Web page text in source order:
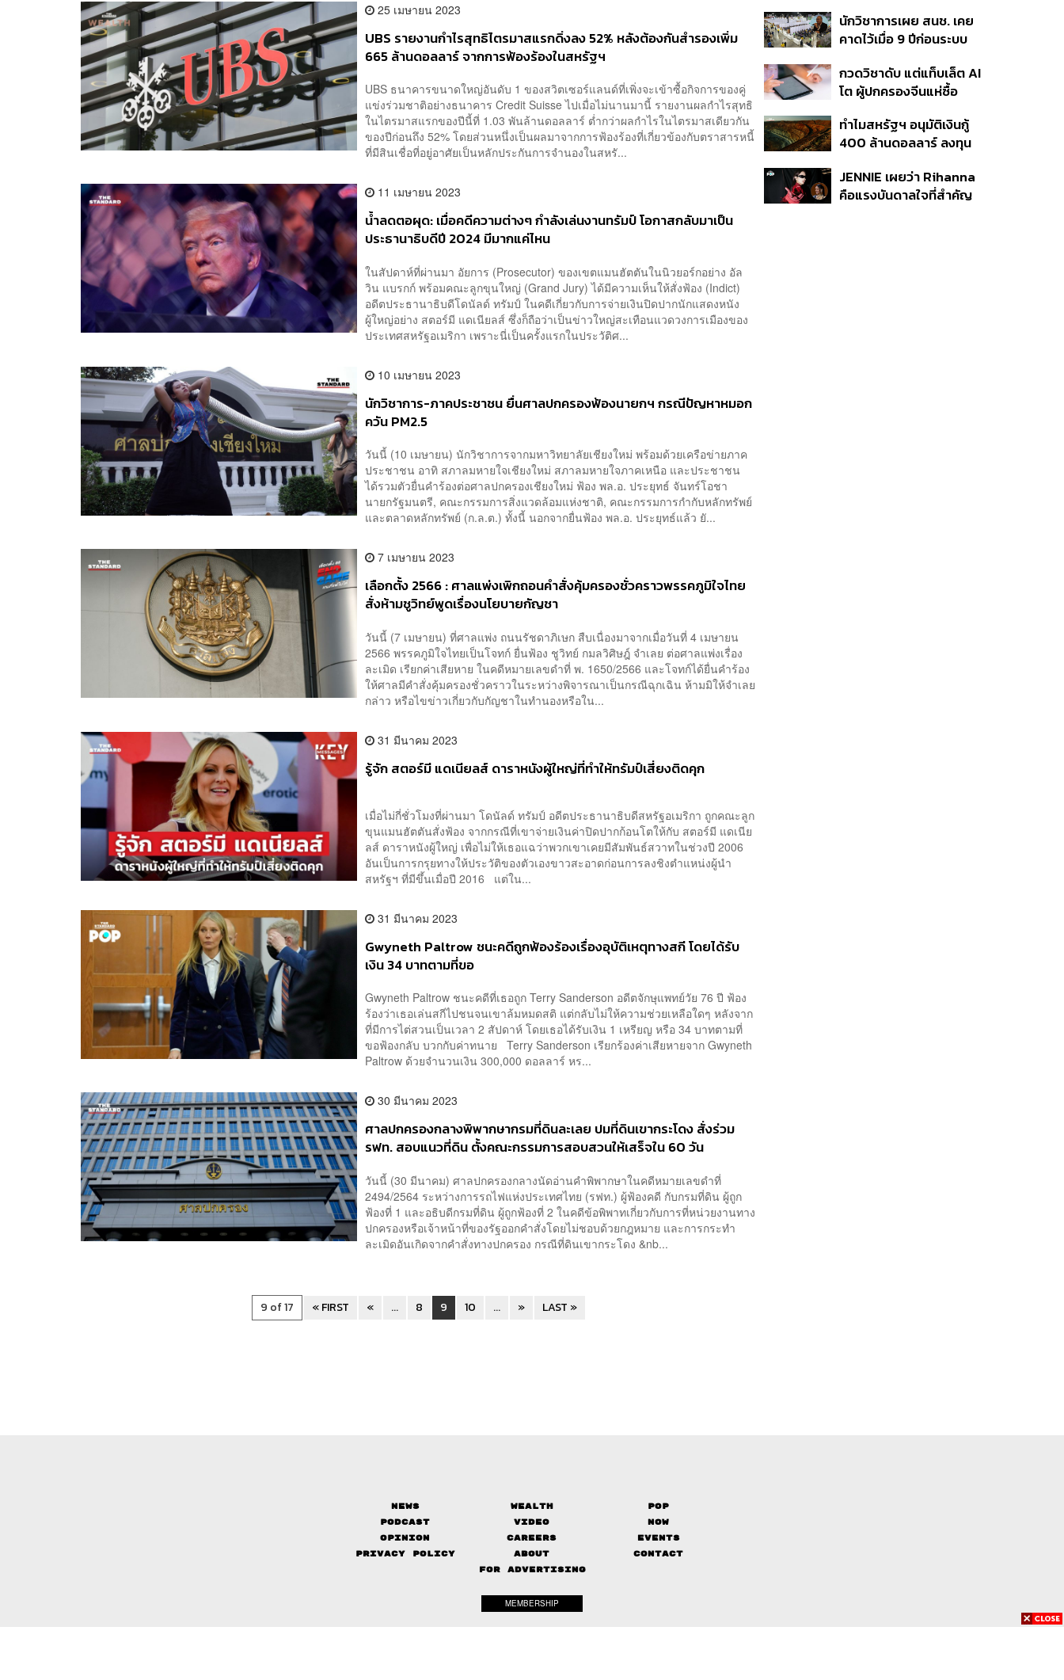
25 เมษายน 2023
UBS รายงานกำไรสุทธิไตรมาสแรกดิ่งลง 52% หลังต้องกันสำรองเพิ่ม
665 ล้านดอลลาร์ จากการฟ้องร้องในสหรัฐฯ
UBS ธนาคารขนาดใหญ่อันดับ 1 ของสวิตเซอร์แลนด์ที่เพิ่งจะเข้าซื้อกิจการของคู่
แข่งร่วมชาติอย่างธนาคาร Credit Suisse ไปเมื่อไม่นานมานี้ รายงานผลกำไรสุทธิ
ในไตรมาสแรกของปีนี้ที่ 1.03 พันล้านดอลลาร์ ต่ำกว่าผลกำไรในไตรมาสเดียวกัน
ของปีก่อนถึง 52% โดยส่วนหนึ่งเป็นผลมาจากการฟ้องร้องที่เกี่ยวข้องกับตราสารหนี้
ที่มีสินเชื่อที่อยู่อาศัยเป็นหลักประกันการจำนองในสหรั...
11 เมษายน 2023
น้ำลดตอผุด: เมื่อคดีความต่างๆ กำลังเล่นงานทรัมป์ โอกาสกลับมาเป็น
ประธานาธิบดีปี 2024 มีมากแค่ไหน
ในสัปดาห์ที่ผ่านมา อัยการ (Prosecutor) ของเขตแมนฮัตตันในนิวยอร์กอย่าง อัล
วิน แบรกก์ พร้อมคณะลูกขุนใหญ่ (Grand Jury) ได้มีความเห็นให้สั่งฟ้อง (Indict)
อดีตประธานาธิบดีโดนัลด์ ทรัมป์ ในคดีเกี่ยวกับการจ่ายเงินปิดปากนักแสดงหนัง
ผู้ใหญ่อย่าง สตอร์มี แดเนียลส์ ซึ่งก็ถือว่าเป็นข่าวใหญ่สะเทือนแวดวงการเมืองของ
ประเทศสหรัฐอเมริกา เพราะนี่เป็นครั้งแรกในประวัติศ...
10 เมษายน 2023
นักวิชาการ-ภาคประชาชน ยื่นศาลปกครองฟ้องนายกฯ กรณีปัญหาหมอก
ควัน PM2.5
วันนี้ (10 เมษายน) นักวิชาการจากมหาวิทยาลัยเชียงใหม่ พร้อมด้วยเครือข่ายภาค
ประชาชน อาทิ สภาลมหายใจเชียงใหม่ สภาลมหายใจภาคเหนือ และประชาชน
ได้รวมตัวยื่นคำร้องต่อศาลปกครองเชียงใหม่ ฟ้อง พล.อ. ประยุทธ์ จันทร์โอชา
นายกรัฐมนตรี, คณะกรรมการสิ่งแวดล้อมแห่งชาติ, คณะกรรมการกำกับหลักทรัพย์
และตลาดหลักทรัพย์ (ก.ล.ต.) ทั้งนี้ นอกจากยื่นฟ้อง พล.อ. ประยุทธ์แล้ว ยั...
7 เมษายน 2023
เลือกตั้ง 2566 : ศาลแพ่งเพิกถอนคำสั่งคุ้มครองชั่วคราวพรรคภูมิใจไทย
สั่งห้ามชูวิทย์พูดเรื่องนโยบายกัญชา
วันนี้ (7 เมษายน) ที่ศาลแพ่ง ถนนรัชดาภิเษก สืบเนื่องมาจากเมื่อวันที่ 4 เมษายน
2566 พรรคภูมิใจไทยเป็นโจทก์ ยื่นฟ้อง ชูวิทย์ กมลวิศิษฎ์ จำเลย ต่อศาลแพ่งเรื่อง
ละเมิด เรียกค่าเสียหาย ในคดีหมายเลขดำที่ พ. 1650/2566 และโจทก์ได้ยื่นคำร้อง
ให้ศาลมีคำสั่งคุ้มครองชั่วคราวในระหว่างพิจารณาเป็นกรณีฉุกเฉิน ห้ามมิให้จำเลย
กล่าว หรือไขข่าวเกี่ยวกับกัญชาในทำนองหรือใน...
31 มีนาคม 2023
รู้จัก สตอร์มี แดเนียลส์ ดาราหนังผู้ใหญ่ที่ทำให้ทรัมป์เสี่ยงติดคุก
เมื่อไม่กี่ชั่วโมงที่ผ่านมา โดนัลด์ ทรัมป์ อดีตประธานาธิบดีสหรัฐอเมริกา ถูกคณะลูก
ขุนแมนฮัตตันสั่งฟ้อง จากกรณีที่เขาจ่ายเงินค่าปิดปากก้อนโตให้กับ สตอร์มี แดเนีย
ลส์ ดาราหนังผู้ใหญ่ เพื่อไม่ให้เธอแฉว่าพวกเขาเคยมีสัมพันธ์สวาทในช่วงปี 2006
อันเป็นการกรุยทางให้ประวัติของตัวเองขาวสะอาดก่อนการลงชิงตำแหน่งผู้นำ
สหรัฐฯ ที่มีขึ้นเมื่อปี 2016 แต่ใน...
31 มีนาคม 2023
Gwyneth Paltrow ชนะคดีถูกฟ้องร้องเรื่องอุบัติเหตุทางสกี โดยได้รับ
เงิน 34 บาทตามที่ขอ
Gwyneth Paltrow ชนะคดีที่เธอถูก Terry Sanderson อดีตจักษุแพทย์วัย 76 ปี ฟ้อง
ร้องว่าเธอเล่นสกีไปชนจนเขาล้มหมดสติ แต่กลับไม่ให้ความช่วยเหลือใดๆ หลังจาก
ที่มีการไต่สวนเป็นเวลา 2 สัปดาห์ โดยเธอได้รับเงิน 1 เหรียญ หรือ 34 บาทตามที่
ขอฟ้องกลับ บวกกับค่าทนาย Terry Sanderson เรียกร้องค่าเสียหายจาก Gwyneth
Paltrow ด้วยจำนวนเงิน 300,000 ดอลลาร์ หร...
30 มีนาคม 2023
ศาลปกครองกลางพิพากษากรมที่ดินละเลย ปมที่ดินเขากระโดง สั่งร่วม
รฟท. สอบแนวที่ดิน ตั้งคณะกรรมการสอบสวนให้เสร็จใน 60 วัน
วันนี้ (30 มีนาคม) ศาลปกครองกลางนัดอ่านคำพิพากษาในคดีหมายเลขดำที่
2494/2564 ระหว่างการรถไฟแห่งประเทศไทย (รฟท.) ผู้ฟ้องคดี กับกรมที่ดิน ผู้ถูก
ฟ้องที่ 1 และอธิบดีกรมที่ดิน ผู้ถูกฟ้องที่ 2 ในคดีข้อพิพาทเกี่ยวกับการที่หน่วยงานทาง
ปกครองหรือเจ้าหน้าที่ของรัฐออกคำสั่งโดยไม่ชอบด้วยกฎหมาย และการกระทำ
ละเมิดอันเกิดจากคำสั่งทางปกครอง กรณีที่ดินเขากระโดง &nb...
9 of 17 « FIRST « ... 8 9 10 ... » LAST »
นักวิชาการเผย สนช. เคย
คาดไว้เมื่อ 9 ปีก่อนระบบ
นักการเมืองส่งกลุ่มจัดตั้ง
เข้าแทรกแซง 5 พันล้านยึด
กวดวิชาดับ แต่แท็บเล็ต AI
โต ผู้ปกครองจีนแห่ซื้อ
เทอม ดันยอดขายพุ่งทะลุ 7
ล้านเครื่อง
ทำไมสหรัฐฯ อนุมัติเงินกู้
400 ล้านดอลลาร์ ลงทุน
ออสเตรเลีย
JENNIE เผยว่า Rihanna
คือแรงบันดาลใจที่สำคัญ
News Wealth
Pop
Podcast
Video
Now
Opinion
Careers
Events
Privacy Policy
About
Contact
FOR ADVERTISING
MEMBERSHIP